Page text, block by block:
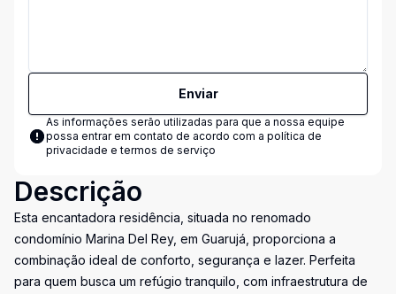
Enviar
As informações serão utilizadas para que a nossa equipe
possa entrar em contato de acordo com a política de
privacidade e termos de serviço
Descrição
Esta encantadora residência, situada no renomado
condomínio Marina Del Rey, em Guarujá, proporciona a
combinação ideal de conforto, segurança e lazer. Perfeita
para quem busca um refúgio tranquilo, com infraestrutura de